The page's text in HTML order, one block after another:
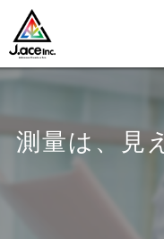
測量は、見